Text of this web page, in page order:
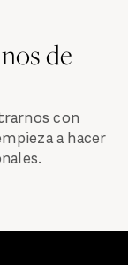
de
con
a hacer